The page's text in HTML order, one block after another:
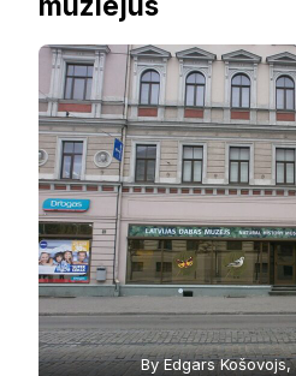
By Edgars Košovojs,